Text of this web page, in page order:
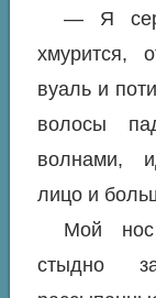
— Я
хмурится,
вуаль и
волосы
волнами,
лицо и
Мой нос
стыдно